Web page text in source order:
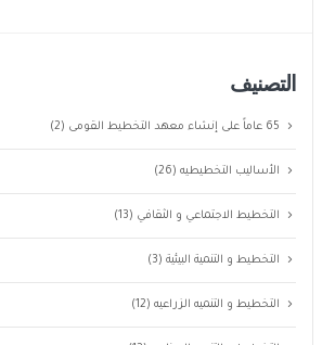
التصنيف
65 عاماً على إنشاء معهد التخطيط القومى (2)
الأساليب التخطيطيه(26)
التخطيط الاجتماعي و الثقافي (13)
التخطيط و التنمية البيئية(3)
التخطيط و التنميه الزراعيه(12)